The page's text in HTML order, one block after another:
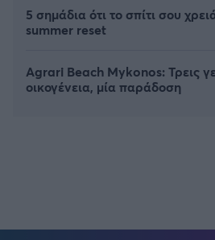
5 σημάδια ότι το σπίτι σου
summer reset
Agrari Beach Mykonos: Τρεις
οικογένεια, μία παράδοση